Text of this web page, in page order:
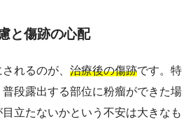
と傷跡の心配
れるのが、 治療後の傷跡です。特
段露出する部位に粉瘤ができた場
立たないかという不安は大きなも